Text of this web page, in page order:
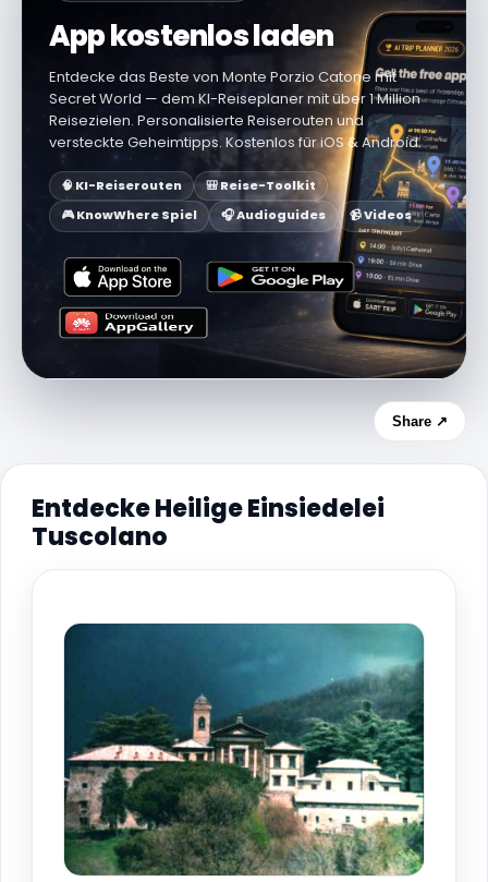
App kostenlos laden
Entdecke das Beste von Monte Porzio Catone mit
Secret World — dem KI-Reiseplaner mit über 1 Million
Reisezielen. Personalisierte Reiserouten und
versteckte Geheimtipps. Kostenlos für iOS & Android.
🧠 KI-Reiserouten
🎒 Reise-Toolkit
🎮 KnowWhere Spiel
🎧 Audioguides 📹 Videos
Share ↗
Entdecke Heilige Einsiedelei
Tuscolano